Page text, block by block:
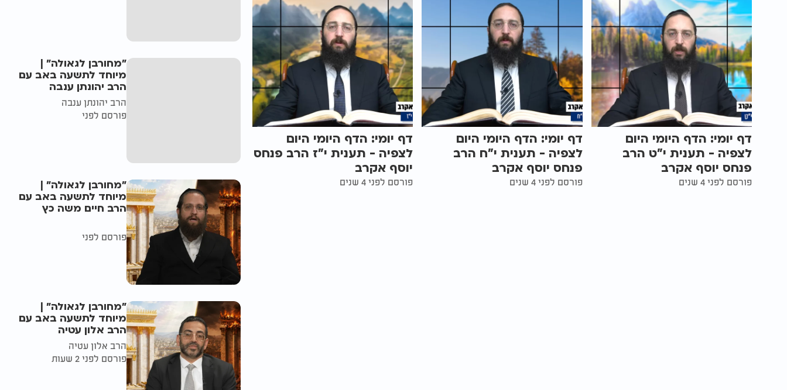
דף יומי: הדף היומי היום
לצפיה - תענית י"ט הרב
פנחס יוסף אקרב
פורסם לפני 4 שנים
דף יומי: הדף היומי היום
לצפיה - תענית י"ח הרב
פנחס יוסף אקרב
פורסם לפני 4 שנים
דף יומי: הדף היומי היום
לצפיה - תענית י"ז הרב פנחס
יוסף אקרב
פורסם לפני 4 שנים
"מחורבן לגאולה" |
מיוחד לתשעה באב עם
הרב יהונתן ענבה
הרב יהונתן ענבה
פורסם לפני
"מחורבן לגאולה" |
מיוחד לתשעה באב עם
הרב חיים משה כץ
פורסם לפני
"מחורבן לגאולה" |
מיוחד לתשעה באב עם
הרב אלון עטיה
הרב אלון עטיה
פורסם לפני 2 שעות